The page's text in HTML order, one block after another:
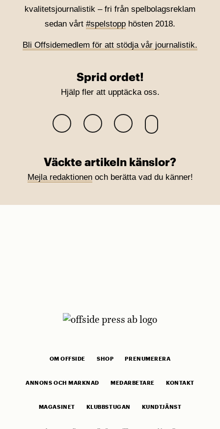
kvalitetsjournalistik – fri från spelbolagsreklam
sedan vårt #spelstopphösten 2018.
Bli Offsidemedlem för att stödja vår journalistik.
Sprid ordet!
Hjälp fler att upptäcka oss.
Väckte artikeln känslor?
Mejla redaktionenoch berätta vad du känner!
OM OFFSIDE SHOP PRENUMERERA
ANNONS OCH MARKNAD MEDARBETARE KONTAKT
MAGASINET KLUBBSTUGAN KUNDTJÄNST